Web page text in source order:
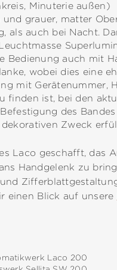
Minuterie außen)
grauer, matter
als auch bei Nacht.
Bedienung auch mit
wobei dies eine
mit Gerätenummer,
finden ist, bei den
des
Zweck
Laco geschafft, das
Handgelenk zu
einen Blick auf unsere
Laco 200